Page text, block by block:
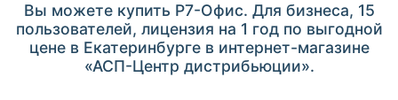
Вы можете купить Р7-Офис. Для бизнеса, 15
пользователей, лицензия на 1 год по выгодной
цене в Екатеринбурге в интернет-магазине
«АСП-Центр дистрибьюции».